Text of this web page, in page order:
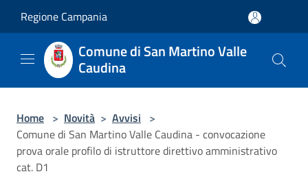
Regione Campania
Comune di San Martino Valle
Caudina
Home > Novità > Avvisi >
Comune di San Martino Valle Caudina - convocazione
prova orale profilo di istruttore direttivo amministrativo
cat. D1